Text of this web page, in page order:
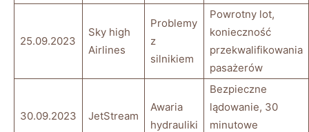
25.09.2023
Sky ⁤high
Airlines
Problemy
z⁤
silnikiem
Powrotny⁢ lot,
‍konieczność
przekwalifikowania
pasażerów
30.09.2023 JetStream
Awaria⁤
hydrauliki
Bezpieczne
lądowanie, 30
minutowe